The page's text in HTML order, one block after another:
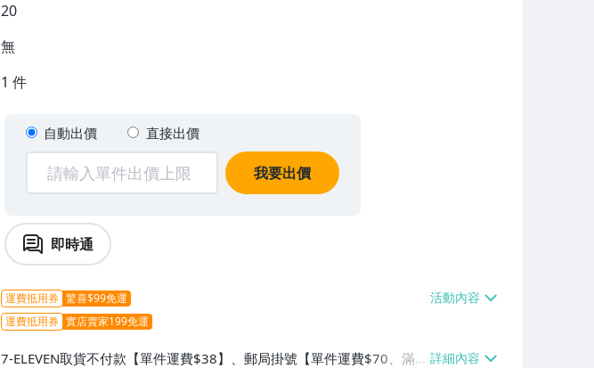
20
無
1 件
自動出價 直接出價
我要出價
即時通
運費抵用券 驚喜$99免運
運費抵用券 實店賣家199免運
7-ELEVEN取貨不付款【單件運費$38】、郵局掛號【單件運費$70、滿5